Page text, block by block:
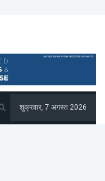
शुक्रवार, 7 अगस्त 2026